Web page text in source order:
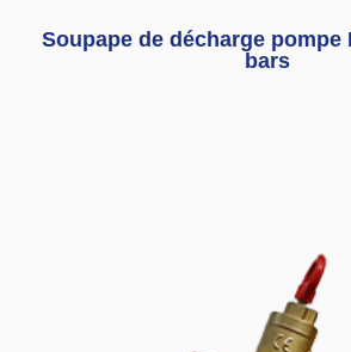
Soupape de décharge pompe
bars